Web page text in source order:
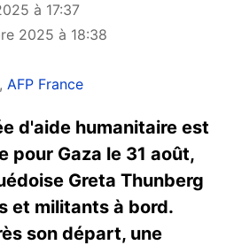
à 17:37
2025 à 18:38
, AFP France
d'aide humanitaire est
pour Gaza le 31 août,
Greta Thunberg
et militants à bord.
son départ, une